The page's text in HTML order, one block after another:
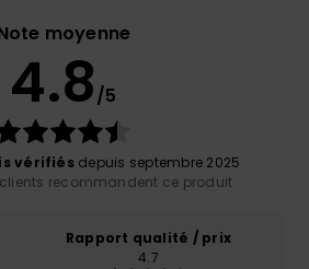
moyenne
4.8/5
vérifiésdepuis septembre 2025
clients recommandent ce produit
Rapport qualité / prix
4.7